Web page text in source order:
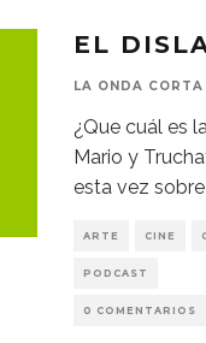
EL
LA ONDA CORTA
¿Que cuál es
Mario y
esta vez
ARTE CINE
PODCAST
0 COMENTARIOS